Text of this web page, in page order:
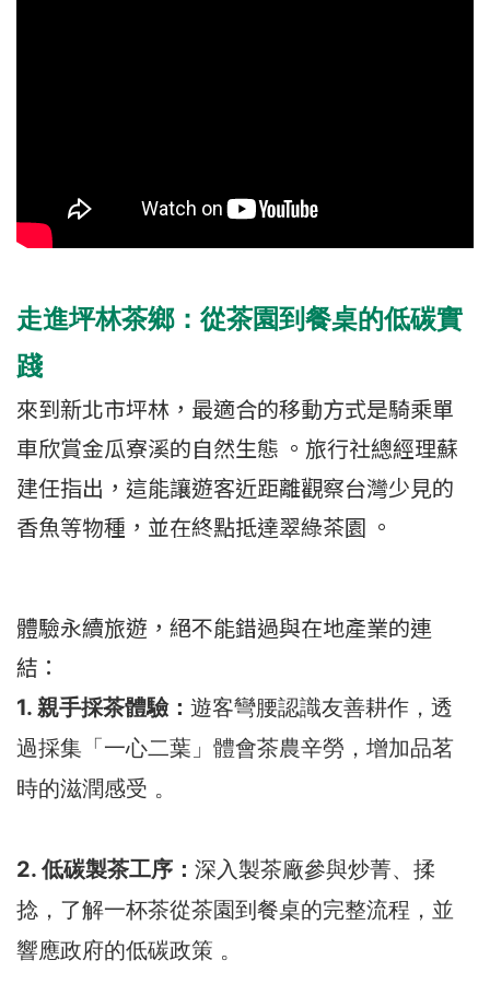
走進坪林茶鄉：從茶園到餐桌的低碳實
踐
來到新北市坪林，最適合的移動方式是騎乘單
車欣賞金瓜寮溪的自然生態 。旅行社總經理蘇
建任指出，這能讓遊客近距離觀察台灣少見的
香魚等物種，並在終點抵達翠綠茶園 。
體驗永續旅遊，絕不能錯過與在地產業的連
結：
1. 親手採茶體驗： 遊客彎腰認識友善耕作，透
過採集「一心二葉」體會茶農辛勞，增加品茗
時的滋潤感受 。
2. 低碳製茶工序： 深入製茶廠參與炒菁、揉
捻，了解一杯茶從茶園到餐桌的完整流程，並
響應政府的低碳政策 。